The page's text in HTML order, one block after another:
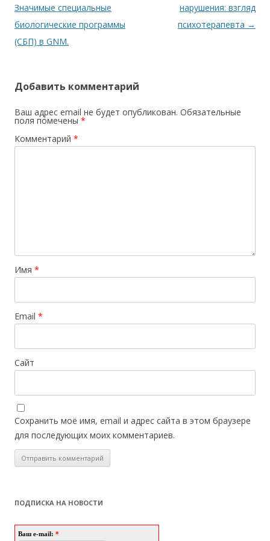
Значимые специальные
биологические программы
(СБП) в GNM.
нарушения: взгляд
психотерапевта →
Добавить комментарий
Ваш адрес email не будет опубликован. Обязательные
поля помечены *
Комментарий *
Имя *
Email *
Сайт
Сохранить моё имя, email и адрес сайта в этом браузере
для последующих моих комментариев.
ПОДПИСКА НА НОВОСТИ
Ваш e-mail: *